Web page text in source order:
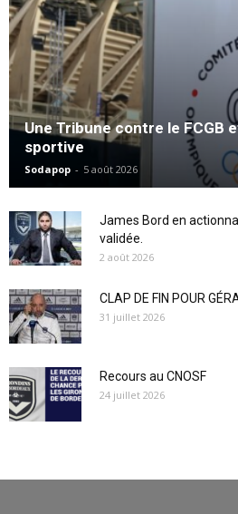
Une Tribune contre le FCGB
sportive
Sodapop - 5 août 2026
James Bord en
validée.
2 août 2026
CLAP DE FIN POUR
31 juillet 2026
Recours au CNOSF
24 juillet 2026